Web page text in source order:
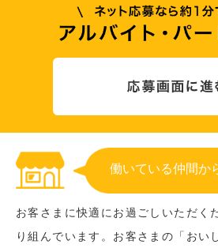
働いている仲間か
お客さまに快適にお過ごしいただく
り組んでいます。お客さまの「おい